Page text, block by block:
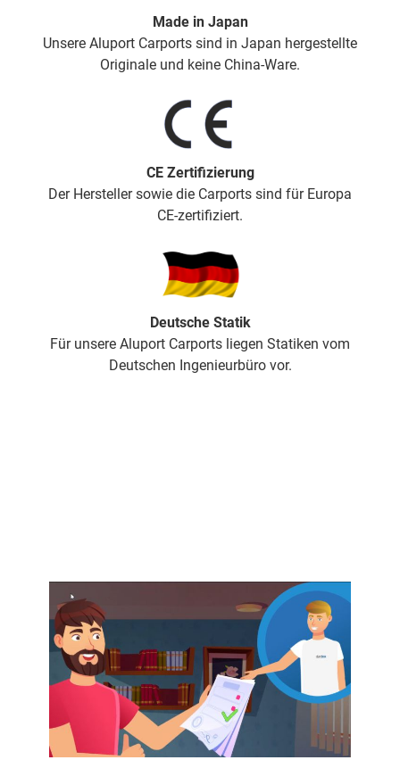
Made in Japan
Unsere Aluport Carports sind in Japan hergestellte
Originale und keine China-Ware.
CE Zertifizierung
Der Hersteller sowie die Carports sind für Europa
CE-zertifiziert.
Deutsche Statik
Für unsere Aluport Carports liegen Statiken vom
Deutschen Ingenieurbüro vor.